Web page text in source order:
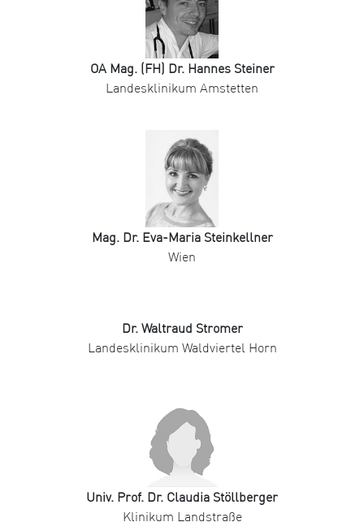
OA Mag. (FH) Dr. Hannes Steiner
Landesklinikum Amstetten
Mag. Dr. Eva-Maria Steinkellner
Wien
Dr. Waltraud Stromer
Landesklinikum Waldviertel Horn
Univ. Prof. Dr. Claudia Stöllberger
Klinikum Landstraße